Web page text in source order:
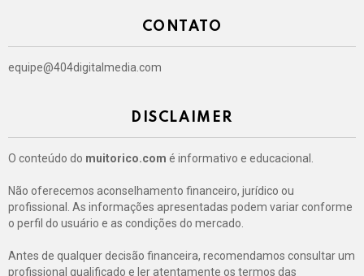
CONTATO
equipe@404digitalmedia.com
DISCLAIMER
O conteúdo do muitorico.com é informativo e educacional.
Não oferecemos aconselhamento financeiro, jurídico ou
profissional. As informações apresentadas podem variar conforme
o perfil do usuário e as condições do mercado.
Antes de qualquer decisão financeira, recomendamos consultar um
profissional qualificado e ler atentamente os termos das